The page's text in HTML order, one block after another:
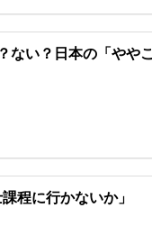
ない？日本の「ややこ
程に行かないか」